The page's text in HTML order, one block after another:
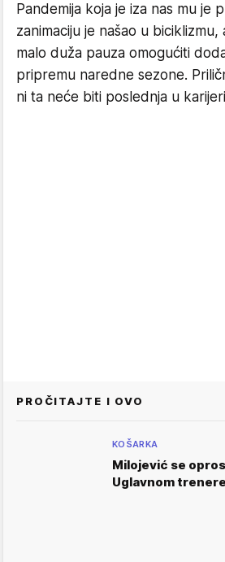
Pandemija koja je iza nas mu je
zanimaciju je našao u
malo duža pauza omogućiti
pripremu naredne sezone.
ni ta neće biti poslednja u
PROČITAJTE I OVO
KOŠARKA
Milojević se
Uglavnom